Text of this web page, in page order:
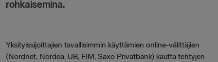
rohkaisemina.
Yksityissijoittajien tavallisimmin käyttämien online-välittäjien
(Nordnet, Nordea, UB, FIM, Saxo Privatbank) kautta tehtyjen